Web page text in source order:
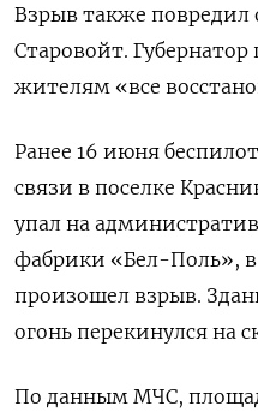
Взрыв также повредил
Старовойт.
жителям «все
Ранее 16 июня
связи в поселке
упал на
фабрики «Бел-Поль», в
произошел взрыв.
огонь перекинулся на
По данным МЧС,